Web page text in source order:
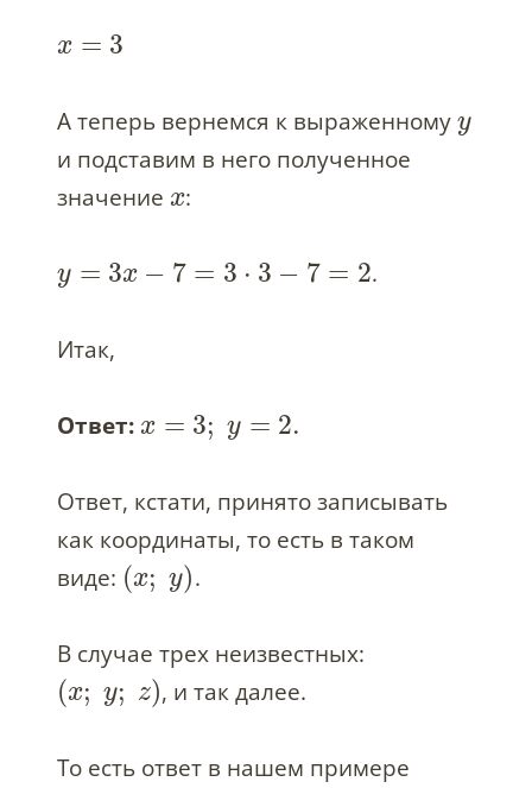
x = 3
А теперь вернемся к выраженному y
и подставим в него полученное
значение x:
y = 3x − 7 = 3 ⋅ 3 − 7 = 2.
Итак,
Ответ: x = 3; y = 2.
Ответ, кстати, принято записывать
как координаты, то есть в таком
виде: (x; y).
В случае трех неизвестных:
(x; y; z), и так далее.
То есть ответ в нашем примере